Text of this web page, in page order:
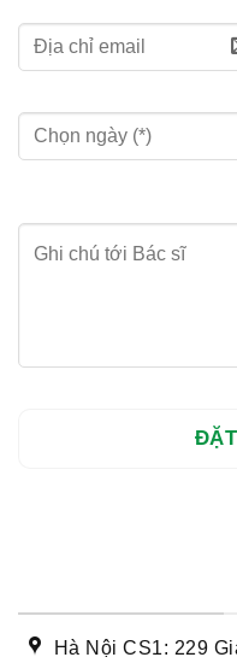
Hà Nội CS1: 229